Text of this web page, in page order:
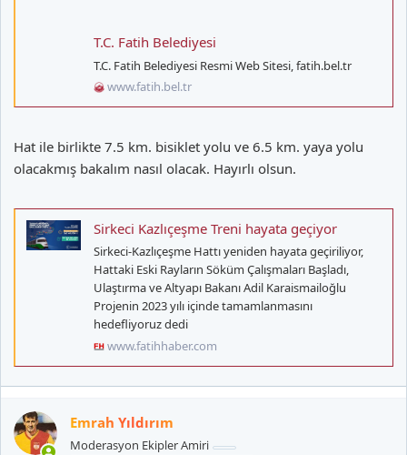
T.C. Fatih Belediyesi
T.C. Fatih Belediyesi Resmi Web Sitesi, fatih.bel.tr
www.fatih.bel.tr
Hat ile birlikte 7.5 km. bisiklet yolu ve 6.5 km. yaya yolu
olacakmış bakalım nasıl olacak. Hayırlı olsun.
Sirkeci Kazlıçeşme Treni hayata geçiyor
Sirkeci-Kazlıçeşme Hattı yeniden hayata geçiriliyor,
Hattaki Eski Rayların Söküm Çalışmaları Başladı,
Ulaştırma ve Altyapı Bakanı Adil Karaismailoğlu
Projenin 2023 yılı içinde tamamlanmasını
hedefliyoruz dedi
www.fatihhaber.com
Emrah Yıldırım
Moderasyon Ekipler Amiri